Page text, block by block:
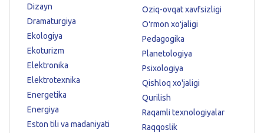
Dizayn
Dramaturgiya
Ekologiya
Ekoturizm
Elektronika
Elektrotexnika
Energetika
Energiya
Eston tili va madaniyati
Oziq-ovqat xavfsizligi
Oʻrmon xoʻjaligi
Pedagogika
Planetologiya
Psixologiya
Qishloq xo'jaligi
Qurilish
Raqamli texnologiyalar
Raqqoslik